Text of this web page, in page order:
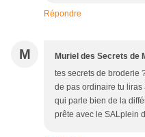
Répondre
M Muriel des Secrets de
tes secrets de broderie
de pas ordinaire tu
qui parle bien de la
prête avec le SALplein